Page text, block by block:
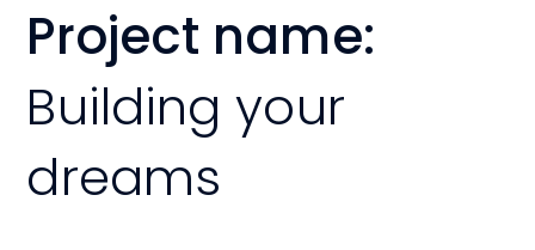
Project name:
Building your
dreams